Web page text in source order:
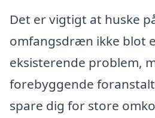
Det er vigtigt at huske
omfangsdræn ikke blot
eksisterende problem,
forebyggende
spare dig for store